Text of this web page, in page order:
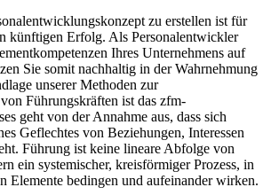
zu erstellen ist für
künftigen Erfolg. Als Personalentwickler
Ihres Unternehmens auf
Sie somit nachhaltig in der Wahrnehmung
unserer Methoden zur
Führungskräften ist das zfm-
geht von der Annahme aus, dass sich
Geflechtes von Beziehungen, Interessen
Führung ist keine lineare Abfolge von
ein systemischer, kreisförmiger Prozess, in
Elemente bedingen und aufeinander wirken.